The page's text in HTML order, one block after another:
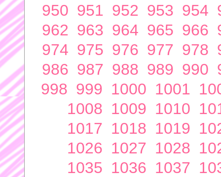
950 951 952 953 954
962 963 964 965 966
974 975 976 977 978
986 987 988 989 990
998 999 1000 1001
1008 1009 1010
1017 1018 1019
1026 1027 1028
1035 1036 1037